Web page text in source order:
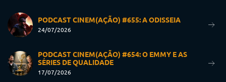
PODCAST CINEM(AÇÃO) #655: A ODISSEIA
24/07/2026
PODCAST CINEM(AÇÃO) #654: O EMMY E AS
SÉRIES DE QUALIDADE
17/07/2026